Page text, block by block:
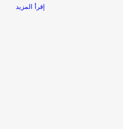
إقرأ المزيد